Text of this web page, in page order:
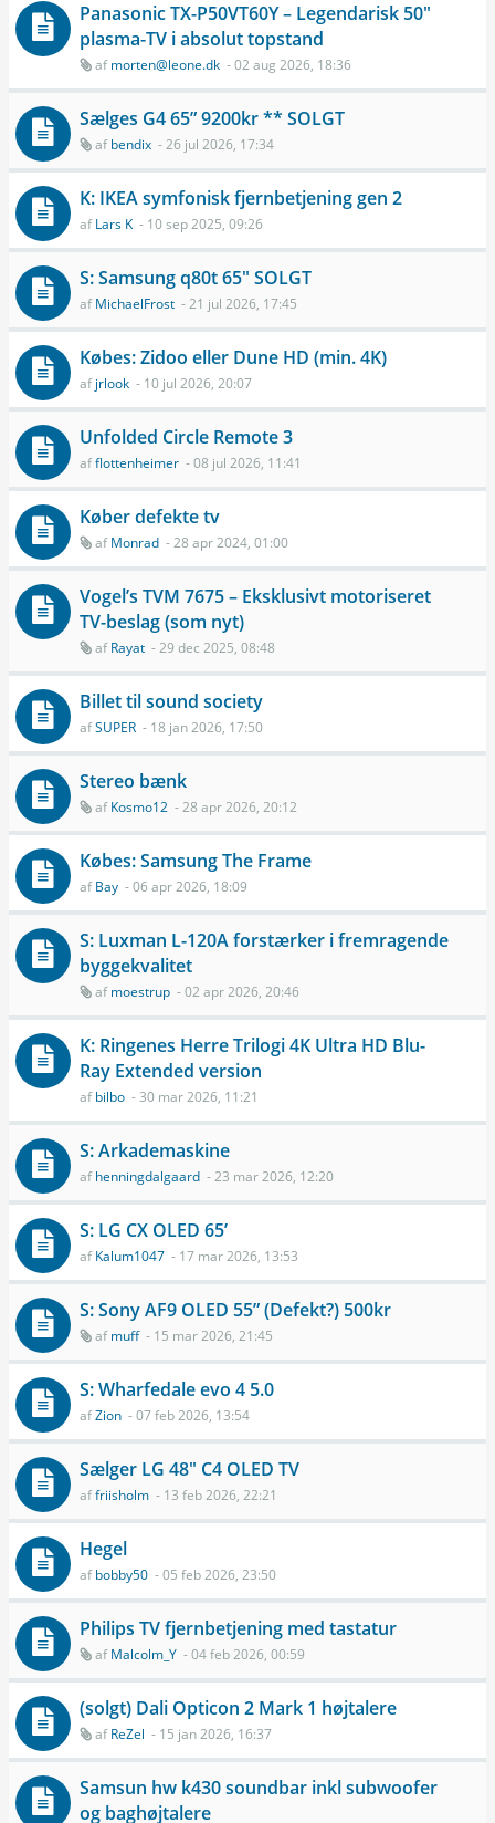
Panasonic TX-P50VT60Y – Legendarisk 50"
plasma-TV i absolut topstand
afmorten@leone.dk - 02 aug 2026, 18:36
Sælges G4 65” 9200kr ** SOLGT
afbendix - 26 jul 2026, 17:34
K: IKEA symfonisk fjernbetjening gen 2
afLars K - 10 sep 2025, 09:26
S: Samsung q80t 65" SOLGT
afMichaelFrost - 21 jul 2026, 17:45
Købes: Zidoo eller Dune HD (min. 4K)
afjrlook - 10 jul 2026, 20:07
Unfolded Circle Remote 3
afflottenheimer - 08 jul 2026, 11:41
Køber defekte tv
afMonrad - 28 apr 2024, 01:00
Vogel’s TVM 7675 – Eksklusivt motoriseret
TV-beslag (som nyt)
afRayat - 29 dec 2025, 08:48
Billet til sound society
afSUPER - 18 jan 2026, 17:50
Stereo bænk
afKosmo12 - 28 apr 2026, 20:12
Købes: Samsung The Frame
afBay - 06 apr 2026, 18:09
S: Luxman L-120A forstærker i fremragende
byggekvalitet
afmoestrup - 02 apr 2026, 20:46
K: Ringenes Herre Trilogi 4K Ultra HD Blu-
Ray Extended version
afbilbo - 30 mar 2026, 11:21
S: Arkademaskine
afhenningdalgaard - 23 mar 2026, 12:20
S: LG CX OLED 65’
afKalum1047 - 17 mar 2026, 13:53
S: Sony AF9 OLED 55” (Defekt?) 500kr
afmuff- 15 mar 2026, 21:45
S: Wharfedale evo 4 5.0
afZion - 07 feb 2026, 13:54
Sælger LG 48" C4 OLED TV
affriisholm - 13 feb 2026, 22:21
Hegel
afbobby50 - 05 feb 2026, 23:50
Philips TV fjernbetjening med tastatur
afMalcolm_Y - 04 feb 2026, 00:59
(solgt) Dali Opticon 2 Mark 1 højtalere
afReZel - 15 jan 2026, 16:37
Samsun hw k430 soundbar inkl subwoofer
og baghøjtalere